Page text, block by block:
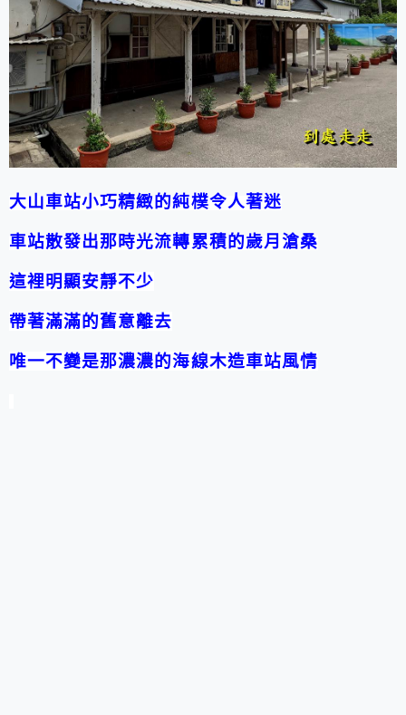
大山車站小巧精緻的純樸令人著迷
車站散發出那時光流轉累積的歲月滄桑
這裡明顯安靜不少
帶著滿滿的舊意離去
唯一不變是那濃濃的海線木造車站風情